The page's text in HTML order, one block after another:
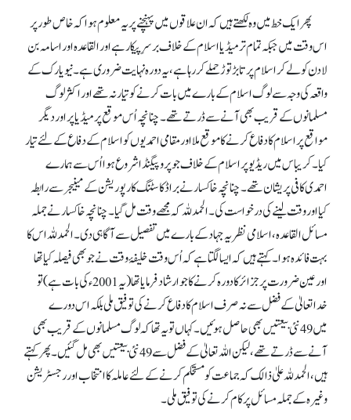
پھر ایک خط میں وہ لکھتے ہیں کہ ان علاقوں میں پہنچنے پر یہ معلوم ہوا کہ خاص طور پر
اس وقت میں جبکہ تمام تر میڈیا اسلام کے خلاف برسرِ پیکار ہے اور القاعدہ اور اسامہ بن
لادن کو لے کر اسلام پر تابڑ توڑ حملے کر رہا ہے، یہ دورہ نہایت ضروری ہے۔ نیویارک کے
واقعہ کی وجہ سے لوگ اسلام کے بارے میں بات کرنے کو تیار نہ تھے اور اکثر لوگ
مسلمانوں کے قریب بھی آنے سے ڈرتے تھے۔ چنانچہ اُس موقع پر میڈیا پر اور دیگر
مواقع پر اسلام کا دفاع کرنے کا موقع ملا اور مقامی احمدیوں کو اسلام کے دفاع کے لئے تیار
کیا۔ کریباس میں ریڈیو پر اسلام کے خلاف جو پروپیگنڈا شروع ہوا اُس سے ہمارے
احمدی کافی پریشان تھے۔ چنانچہ خاکسار نے براڈکاسٹنگ کارپوریشن کے مینیجر سے رابطہ
کیا اور وقت لینے کی درخواست کی۔ الحمدللہ کہ مجھے وقت مل گیا۔ چنانچہ خاکسار نے جملہ
مسائل القاعدہ، اسلامی نظریہ جہاد کے بارے میں تفصیل سے آگاہی دی۔ الحمدللہ اس کا
بہت فائدہ ہوا۔ کہتے ہیں کہ ایسا لگتا ہے کہ اُس وقت خلیفۂ وقت نے جو بھی فیصلہ کیا تھا
اور عین ضرورت پر جزائر کا دورہ کرنے کا جو ارشاد فرمایا تھا(یہ 2001ء کی بات ہے) تو
خدا تعالیٰ کے فضل سے نہ صرف اسلام کا دفاع کرنے کی توفیق ملی بلکہ اس دورے
میں 49 نئی بیعتیں بھی حاصل ہوئیں۔ کہاں تو یہ تھا کہ لوگ مسلمانوں کے قریب بھی
آنے سے ڈرتے تھے، لیکن اللہ تعالیٰ کے فضل سے 49 نئی بیعتیں بھی مل گئیں۔ پھر کہتے
ہیں، الحمد للہ علیٰ ذالک کہ جماعت کو مستحکم کرنے کے لئے عاملہ کا انتخاب اور رجسٹریشن
وغیرہ کے جملہ مسائل پر کام کرنے کی توفیق ملی۔